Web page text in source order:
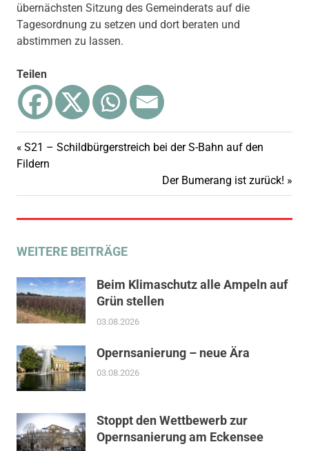
übernächsten Sitzung des Gemeinderats auf die
Tagesordnung zu setzen und dort beraten und
abstimmen zu lassen.
Teilen
Beitragsnavigation
Vorheriger
Beitrag:
S21 – Schildbürgerstreich bei der S-Bahn auf den
Fildern
Nächster
Beitrag:
Der Bumerang ist zurück!
WEITERE BEITRÄGE
Beim Klimaschutz alle Ampeln auf
Grün stellen
03.08.2026
Opernsanierung – neue Ära
03.08.2026
Stoppt den Wettbewerb zur
Opernsanierung am Eckensee